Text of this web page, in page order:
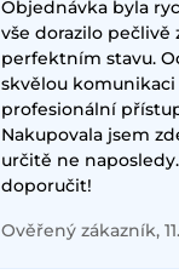
Objednávka byla
vše dorazilo pečlivě
perfektním stavu.
skvělou komunikaci
profesionální
Nakupovala jsem
určitě ne
doporučit!
Ověřený zákazník,